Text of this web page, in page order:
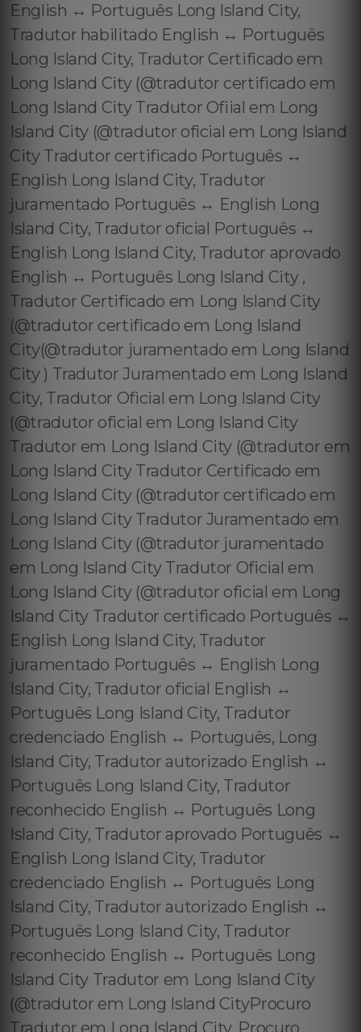
English ↔️ Português Long Island City,
Tradutor habilitado English ↔️ Português
Long Island City, Tradutor Certificado em
Long Island City (@tradutor certificado em
Long Island City Tradutor Ofiial em Long
Island City (@tradutor oficial em Long Island
City Tradutor certificado Português ↔️
English Long Island City, Tradutor
juramentado Português ↔️ English Long
Island City, Tradutor oficial Português ↔️
English Long Island City, Tradutor aprovado
English ↔️ Português Long Island City ,
Tradutor Certificado em Long Island City
(@tradutor certificado em Long Island
City(@tradutor juramentado em Long Island
City ) Tradutor Juramentado em Long Island
City, Tradutor Oficial em Long Island City
(@tradutor oficial em Long Island City
Tradutor em Long Island City (@tradutor em
Long Island City Tradutor Certificado em
Long Island City (@tradutor certificado em
Long Island City Tradutor Juramentado em
Long Island City (@tradutor juramentado
em Long Island City Tradutor Oficial em
Long Island City (@tradutor oficial em Long
Island City Tradutor certificado Português ↔️
English Long Island City, Tradutor
juramentado Português ↔️ English Long
Island City, Tradutor oficial English ↔️
Português Long Island City, Tradutor
credenciado English ↔️ Português, Long
Island City, Tradutor autorizado English ↔️
Português Long Island City, Tradutor
reconhecido English ↔️ Português Long
Island City, Tradutor aprovado Português ↔️
English Long Island City, Tradutor
credenciado English ↔️ Português Long
Island City, Tradutor autorizado English ↔️
Português Long Island City, Tradutor
reconhecido English ↔️ Português Long
Island City Tradutor em Long Island City
(@tradutor em Long Island CityProcuro
Tradutor em Long Island City, Procuro